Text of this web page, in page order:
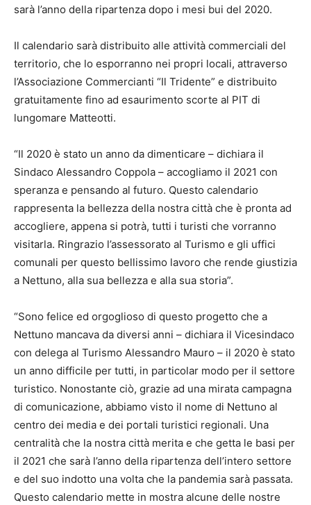
sarà l’anno della ripartenza dopo i mesi bui del 2020.
Il calendario sarà distribuito alle attività commerciali del
territorio, che lo esporranno nei propri locali, attraverso
l’Associazione Commercianti “Il Tridente” e distribuito
gratuitamente fino ad esaurimento scorte al PIT di
lungomare Matteotti.
“Il 2020 è stato un anno da dimenticare – dichiara il
Sindaco Alessandro Coppola – accogliamo il 2021 con
speranza e pensando al futuro. Questo calendario
rappresenta la bellezza della nostra città che è pronta ad
accogliere, appena si potrà, tutti i turisti che vorranno
visitarla. Ringrazio l’assessorato al Turismo e gli uffici
comunali per questo bellissimo lavoro che rende giustizia
a Nettuno, alla sua bellezza e alla sua storia”.
“Sono felice ed orgoglioso di questo progetto che a
Nettuno mancava da diversi anni – dichiara il Vicesindaco
con delega al Turismo Alessandro Mauro – il 2020 è stato
un anno difficile per tutti, in particolar modo per il settore
turistico. Nonostante ciò, grazie ad una mirata campagna
di comunicazione, abbiamo visto il nome di Nettuno al
centro dei media e dei portali turistici regionali. Una
centralità che la nostra città merita e che getta le basi per
il 2021 che sarà l’anno della ripartenza dell’intero settore
e del suo indotto una volta che la pandemia sarà passata.
Questo calendario mette in mostra alcune delle nostre